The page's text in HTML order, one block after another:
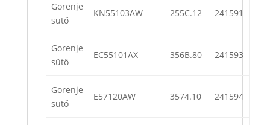
Gorenje
sütő
KN55103AW 255C.12 241591
Gorenje
sütő
EC55101AX 356B.80 241593
Gorenje
sütő
E57120AW 3574.10 241594